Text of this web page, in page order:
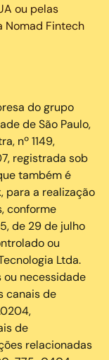
ou pelas
Nomad Fintech
do grupo
de São Paulo,
nº 1149,
registrada sob
também é
para a realização
conforme
de 29 de julho
ou
Ltda.
ou necessidade
canais de
de
relacionadas